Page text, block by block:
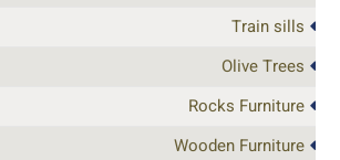
Train sills
Olive Trees
Rocks Furniture
Wooden Furniture